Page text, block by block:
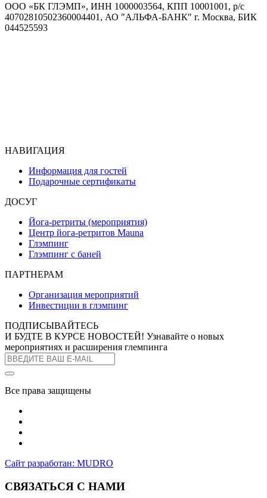
ООО «БК ГЛЭМП», ИНН 1000003564, КПП 10001001, р/с
40702810502360004401, АО "АЛЬФА-БАНК" г. Москва, БИК
044525593
НАВИГАЦИЯ
Информация для гостей
Подарочные сертификаты
ДОСУГ
Йога-ретриты (мероприятия)
Центр йога-ретритов Mauna
Глэмпинг
Глэмпинг с баней
ПАРТНЕРАМ
Организация мероприятий
Инвестиции в глэмпинг
ПОДПИСЫВАЙТЕСЬ
И БУДТЕ В КУРСЕ НОВОСТЕЙ! Узнавайте о новых
мероприятиях и расширения глемпинга
Все права защищены
Сайт разработан: MUDRO
СВЯЗАТЬСЯ С НАМИ